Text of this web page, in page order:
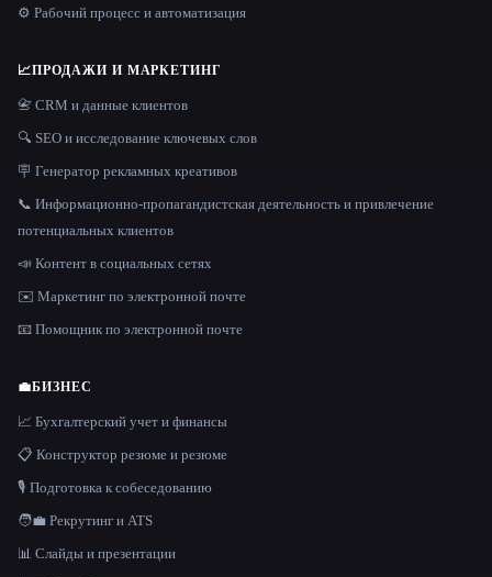
⚙️ Рабочий процесс и автоматизация
📈ПРОДАЖИ И МАРКЕТИНГ
📇 CRM и данные клиентов
🔍 SEO и исследование ключевых слов
🪧 Генератор рекламных креативов
📞 Информационно-пропагандистская деятельность и привлечение
потенциальных клиентов
📣 Контент в социальных сетях
✉️ Маркетинг по электронной почте
📧 Помощник по электронной почте
💼БИЗНЕС
📈 Бухгалтерский учет и финансы
📋 Конструктор резюме и резюме
🎙️ Подготовка к собеседованию
🧑‍💼 Рекрутинг и ATS
📊 Слайды и презентации